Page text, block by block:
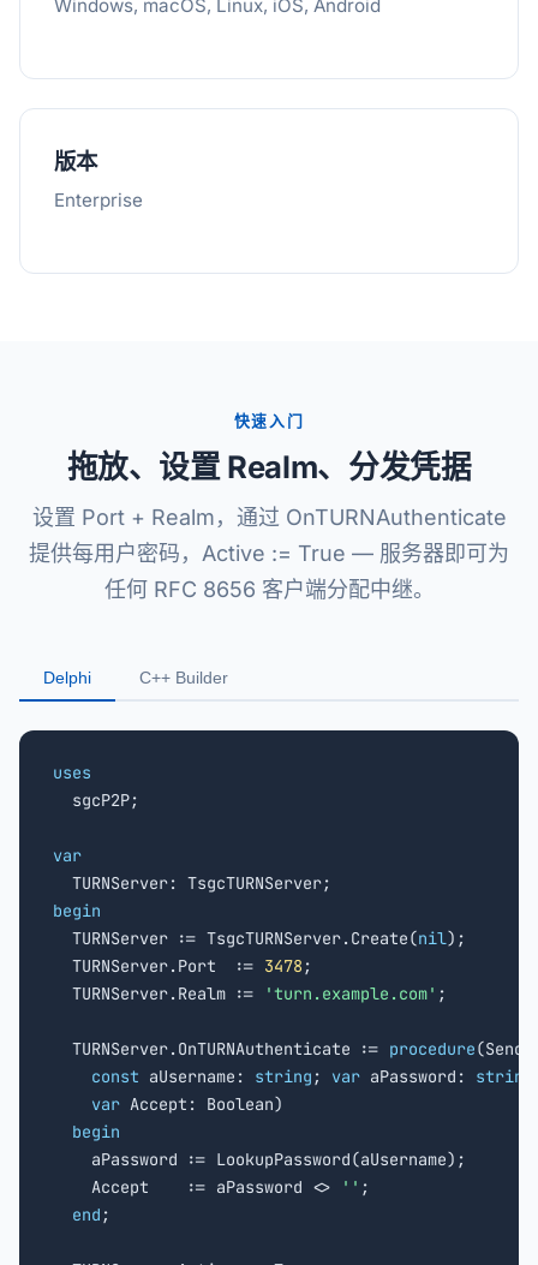
Windows, macOS, Linux, iOS, Android
版本
Enterprise
快速入门
拖放、设置 Realm、分发凭据
设置 Port + Realm，通过 OnTURNAuthenticate
提供每用户密码，Active := True — 服务器即可为
任何 RFC 8656 客户端分配中继。
Delphi C++ Builder
uses
sgcP2P;
var
begin
TURNServer := TsgcTURNServer.Create(nil);
  TURNServer.Port  :=
3478 ;
  TURNServer.Realm :=
'turn.example.com' ;
  TURNServer.OnTURNAuthenticate :=
procedure
const aUsername: string ; var aPassword: string
var Accept: Boolean)
begin
    aPassword := LookupPassword(aUsername);
    Accept    := aPassword <>
'' ;
end ;